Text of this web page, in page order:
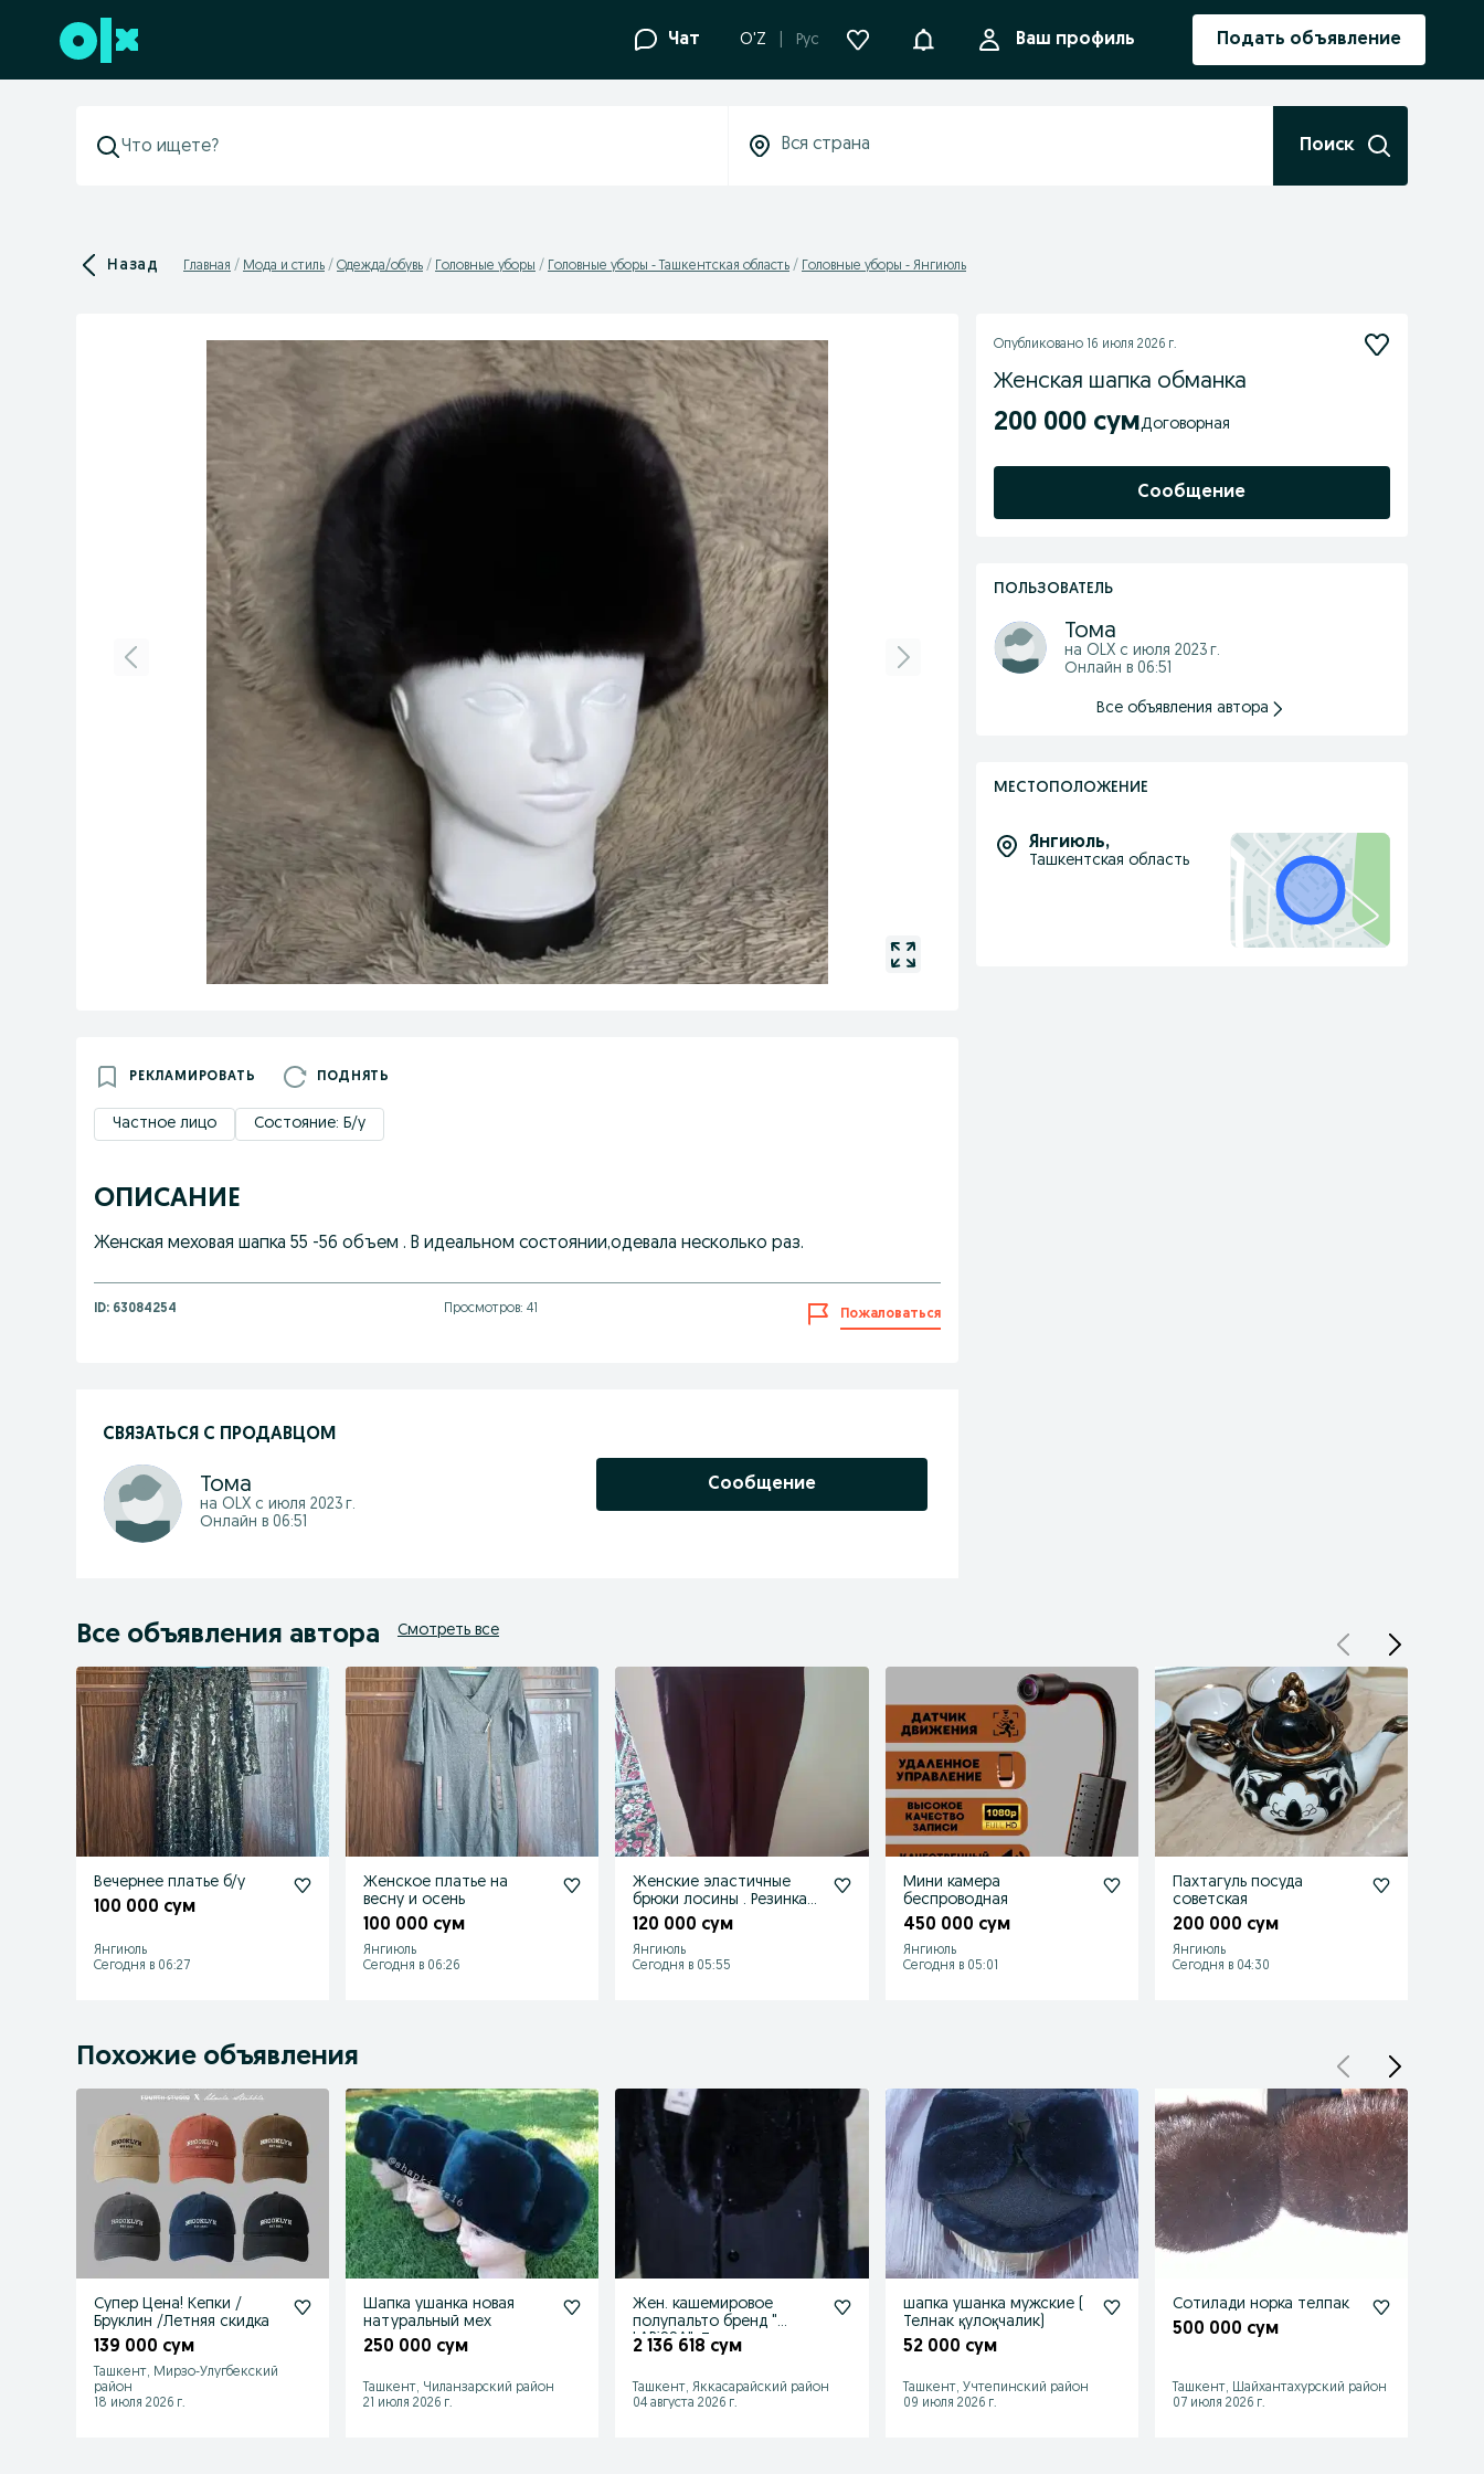
Перейти к нижнему колонтитулу Чат O'Z Рус УведомленияВаш профиль Подать объявление
Поиск
Назад Главная Мода и стиль Одежда/обувь Головные уборы Головные уборы - Ташкентская область Головные уборы - Янгиюль
РЕКЛАМИРОВАТЬ ПОДНЯТЬ
Частное лицо Состояние: Б/у
ОПИСАНИЕ
Женская меховая шапка 55 -56 объем . В идеальном состоянии,одевала несколько раз.
ID: 63084254 Просмотров: 41 Пожаловаться
СВЯЗАТЬСЯ С ПРОДАВЦОМ
Тома
на OLX с июля 2023 г.
Онлайн в 06:51
Сообщение
Опубликовано 16 июля 2026 г.
Женская шапка обманка
200 000 сум Договорная
Сообщение
ПОЛЬЗОВАТЕЛЬ
Тома
на OLX с июля 2023 г.
Онлайн в 06:51
Все объявления автора
МЕСТОПОЛОЖЕНИЕ
Янгиюль,
Ташкентская область
Все объявления автора Смотреть все
Вечернее платье б/у
100 000 сум
Янгиюль
Сегодня в 06:27
Женское платье на
весну и осень
100 000 сум
Янгиюль
Сегодня в 06:26
Женские эластичные
брюки лосины . Резинка
ткань
120 000 сум
Янгиюль
Сегодня в 05:55
Мини камера
беспроводная
450 000 сум
Янгиюль
Сегодня в 05:01
Пахтагуль посуда
советская
200 000 сум
Янгиюль
Сегодня в 04:30
Похожие объявления
Супер Цена! Кепки /
Бруклин /Летняя скидка
139 000 сум
Ташкент, Мирзо-Улугбекский
район
18 июля 2026 г.
Шапка ушанка новая
натуральный мех
250 000 сум
Ташкент, Чиланзарский район
21 июля 2026 г.
Жен. кашемировое
полупальто бренд "
LARiSSA", Турция.
2 136 618 сум
Ташкент, Яккасарайский район
04 августа 2026 г.
шапка ушанка мужские (
Телнак қулоқчалик)
52 000 сум
Ташкент, Учтепинский район
09 июля 2026 г.
Сотилади норка телпак
500 000 сум
Ташкент, Шайхантахурский район
07 июля 2026 г.